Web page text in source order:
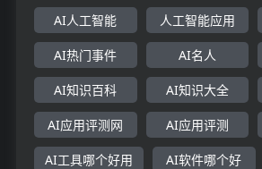
AI人工智能 人工智能应用
AI热门事件 AI名人
AI知识百科 AI知识大全
AI应用评测网 AI应用评测
AI工具哪个好用 AI软件哪个好